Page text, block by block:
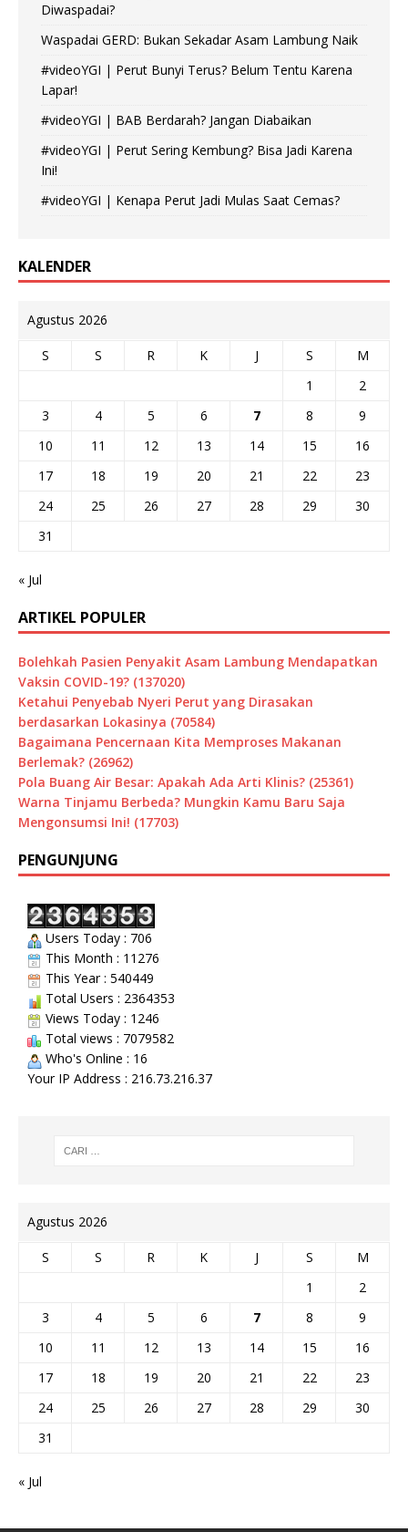
Diwaspadai?
Waspadai GERD: Bukan Sekadar Asam Lambung Naik
#videoYGI | Perut Bunyi Terus? Belum Tentu Karena
Lapar!
#videoYGI | BAB Berdarah? Jangan Diabaikan
#videoYGI | Perut Sering Kembung? Bisa Jadi Karena
Ini!
#videoYGI | Kenapa Perut Jadi Mulas Saat Cemas?
KALENDER
Agustus 2026
S S R K J S
M
1
2
3
4 5 6 7 8
9
10
11 12 13 14 15
16
17
18 19 20 21 22
23
24
25 26 27 28 29
30
31
« Jul
ARTIKEL POPULER
Bolehkah Pasien Penyakit Asam Lambung Mendapatkan
Vaksin COVID-19? (137020)
Ketahui Penyebab Nyeri Perut yang Dirasakan
berdasarkan Lokasinya (70584)
Bagaimana Pencernaan Kita Memproses Makanan
Berlemak? (26962)
Pola Buang Air Besar: Apakah Ada Arti Klinis? (25361)
Warna Tinjamu Berbeda? Mungkin Kamu Baru Saja
Mengonsumsi Ini! (17703)
PENGUNJUNG
Users Today : 706
This Month : 11276
This Year : 540449
Total Users : 2364353
Views Today : 1246
Total views : 7079582
Who's Online : 16
Your IP Address : 216.73.216.37
Agustus 2026
S S R K J S
M
1
2
3
4 5 6 7 8
9
10
11 12 13 14 15
16
17
18 19 20 21 22
23
24
25 26 27 28 29
30
31
« Jul